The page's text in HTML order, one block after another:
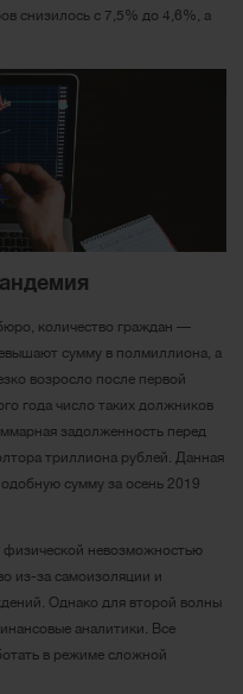
снизилось с 7,5% до 4,6%, а
количество граждан —
сумму в полмиллиона, а
возросло после первой
года число таких должников
задолженность перед
триллиона рублей. Данная
сумму за осень 2019
физической невозможностью
из-за самоизоляции и
Однако для второй волны
аналитики. Все
в режиме сложной